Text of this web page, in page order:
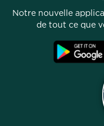
Programme d'affiliation
Conditions
Notre nouvelle
de tout ce que